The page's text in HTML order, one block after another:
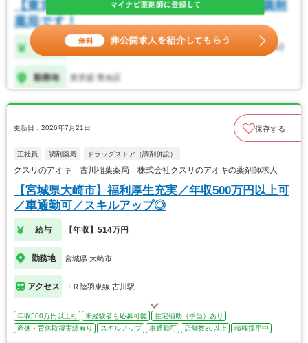
更新日：2026年7月21日 保存する
正社員 調剤薬局 ドラッグストア（調剤併設）
クスリのアオキ 古川稲葉薬局 株式会社クスリのアオキの薬剤師求人
【宮城県大崎市】福利厚生充実／年収500万円以上可
／車通勤可／スキルアップ◎
給与 【年収】514万円
勤務地 宮城県 大崎市
アクセス ＪＲ陸羽東線 古川駅
年収500万円以上可 未経験者も応募可能
住宅補助（手当）あり
産休・育休取得実績有り
スキルアップ 車通勤可 店舗数30以上 積極採用中